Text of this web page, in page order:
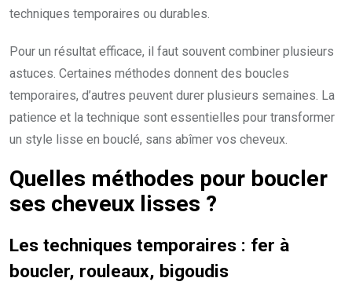
techniques temporaires ou durables.
Pour un résultat efficace, il faut souvent combiner plusieurs
astuces. Certaines méthodes donnent des boucles
temporaires, d’autres peuvent durer plusieurs semaines. La
patience et la technique sont essentielles pour transformer
un style lisse en bouclé, sans abîmer vos cheveux.
Quelles méthodes pour boucler
ses cheveux lisses ?
Les techniques temporaires : fer à
boucler, rouleaux, bigoudis